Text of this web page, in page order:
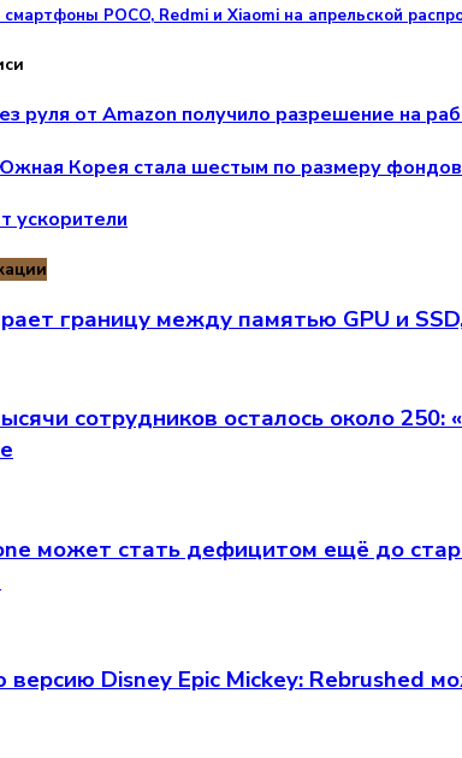
POCO, Redmi и Xiaomi на апрельской
руля от Amazon получило разрешение на
Корея стала шестым по размеру
ускорители
границу между памятью GPU и
сотрудников осталось около
может стать дефицитом ещё до
Disney Epic Mickey: Rebrushed